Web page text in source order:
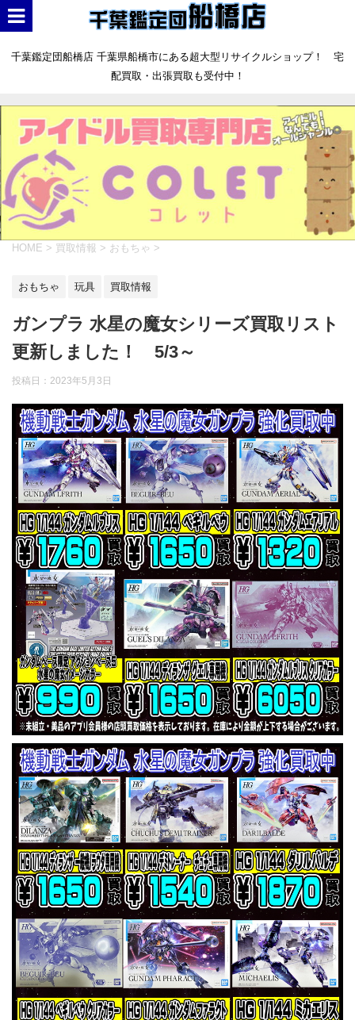
千葉鑑定団船橋店 千葉県船橋市にある超大型リサイクルショップ！ 宅
配買取・出張買取も受付中！
HOME > 買取情報 > おもちゃ >
おもちゃ 玩具 買取情報
ガンプラ 水星の魔女シリーズ買取リスト
更新しました！ 5/3～
投稿日： 2023年5月3日